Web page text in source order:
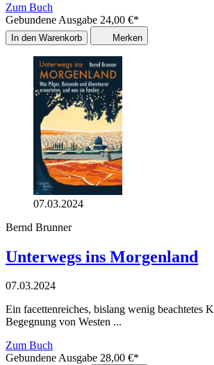
Zum Buch
Gebundene Ausgabe 24,00 €*
In den Warenkorb Merken
07.03.2024
Bernd Brunner
Unterwegs ins Morgenland
07.03.2024
Ein facettenreiches, bislang wenig beachtetes
Begegnung von Westen ...
Zum Buch
Gebundene Ausgabe 28,00 €*